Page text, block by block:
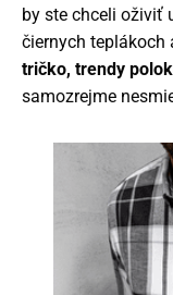
by ste chceli oživiť
čiernych teplákoch
tričko, trendy
samozrejme